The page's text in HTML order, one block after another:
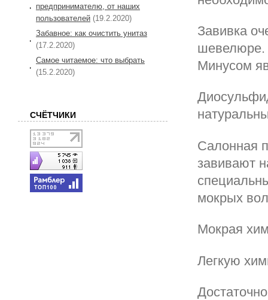
Завивка
шевелюре.
Минусом
Салонная
завивают
мокрых
Мокрая
Легкую
предпринимателю, от наших
пользователей (19.2.2020)
Забавное: как очистить унитаз
(17.2.2020)
Самое читаемое: что выбрать
(15.2.2020)
СЧЁТЧИКИ